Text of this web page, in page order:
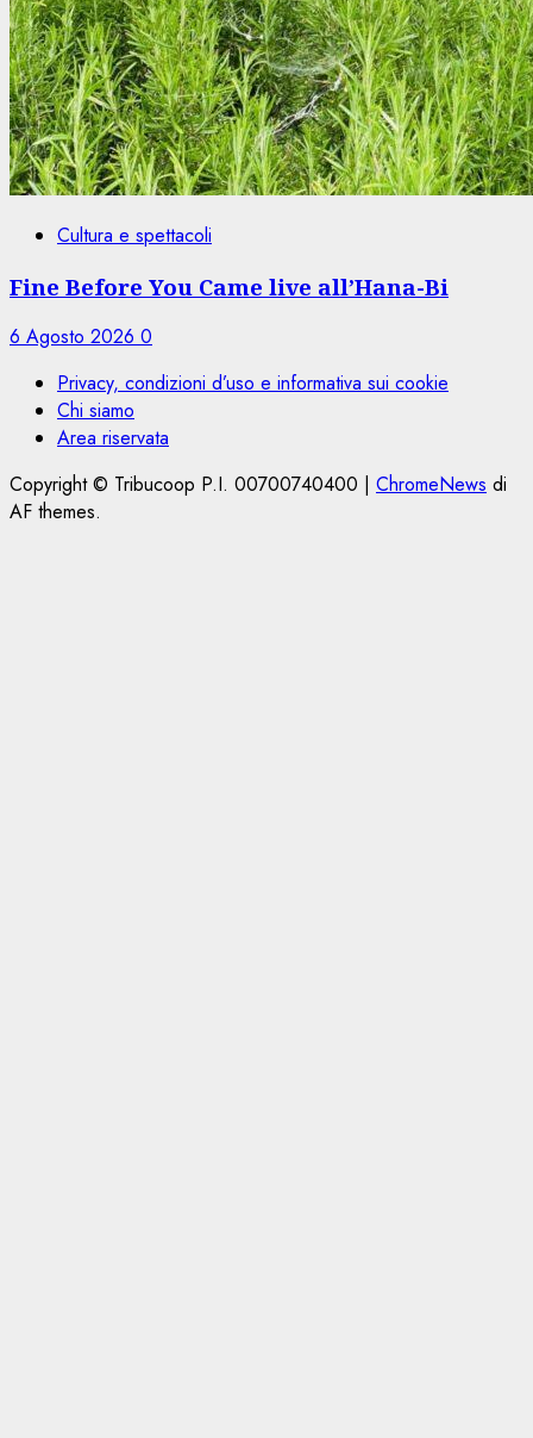
Cultura e spettacoli
Fine Before You Came live all’Hana-Bi
6 Agosto 2026 0
Privacy, condizioni d’uso e informativa sui cookie
Chi siamo
Area riservata
Copyright © Tribucoop P.I. 00700740400 | ChromeNews di
AF themes.